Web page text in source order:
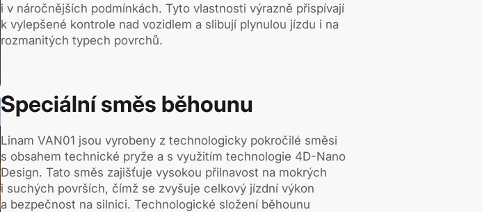
i v náročnějších podmínkách. Tyto vlastnosti výrazně přispívají
k vylepšené kontrole nad vozidlem a slibují plynulou jízdu i na
rozmanitých typech povrchů.
Speciální směs běhounu
Linam VAN01 jsou vyrobeny z technologicky pokročilé směsi
s obsahem technické pryže a s využitím technologie 4D-Nano
Design. Tato směs zajišťuje vysokou přilnavost na mokrých
i suchých površích, čímž se zvyšuje celkový jízdní výkon
a bezpečnost na silnici. Technologické složení běhounu